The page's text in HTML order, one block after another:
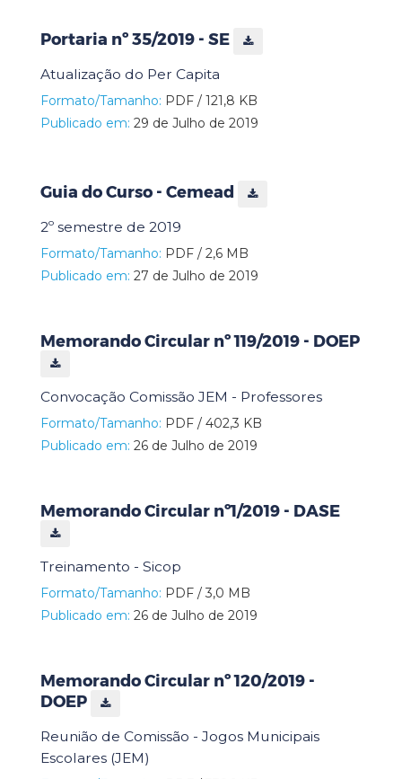
Portaria nº 35/2019 - SE
Atualização do Per Capita
Formato/Tamanho: PDF / 121,8 KB
Publicado em: 29 de Julho de 2019
Guia do Curso - Cemead
2º semestre de 2019
Formato/Tamanho: PDF / 2,6 MB
Publicado em: 27 de Julho de 2019
Memorando Circular nº 119/2019 - DOEP
Convocação Comissão JEM - Professores
Formato/Tamanho: PDF / 402,3 KB
Publicado em: 26 de Julho de 2019
Memorando Circular nº1/2019 - DASE
Treinamento - Sicop
Formato/Tamanho: PDF / 3,0 MB
Publicado em: 26 de Julho de 2019
Memorando Circular nº 120/2019 -
DOEP
Reunião de Comissão - Jogos Municipais
Escolares (JEM)